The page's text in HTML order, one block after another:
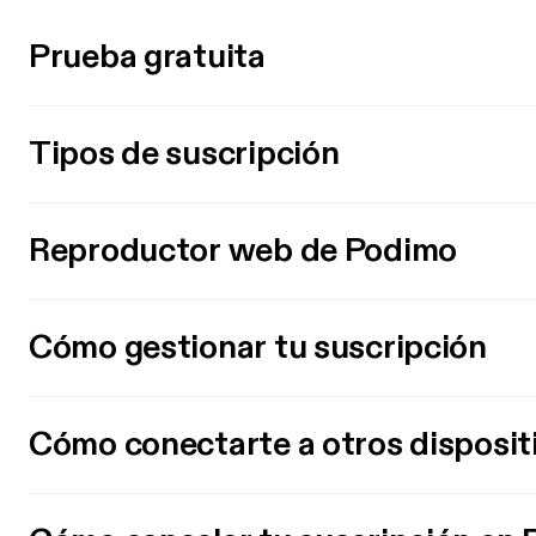
Prueba gratuita
Tipos de suscripción
Reproductor web de Podimo
Cómo gestionar tu suscripción
Cómo conectarte a otros